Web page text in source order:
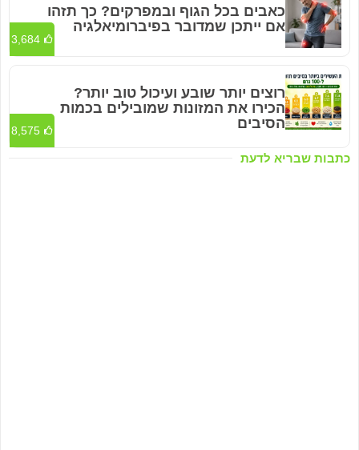
כתבות שבריא לדעת
כאבים בכל הגוף ובמפרקים? כך תזהו
אם ייתכן שמדובר בפיברומיאלגיה
3,684
רוצים יותר שובע ועיכול טוב יותר?
הכירו את המזונות שמובילים בכמות
הסיבים
8,575